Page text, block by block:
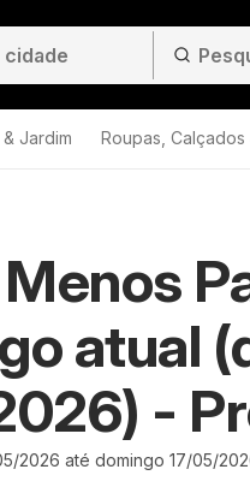
Jardim Roupas,
atual
-
2026 até domingo 17/05/